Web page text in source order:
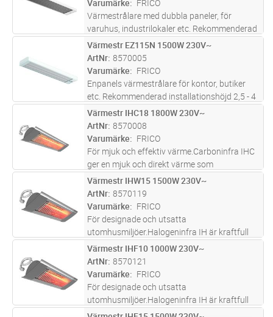
Varumärke
FRICO
Värmestrålare med dubbla paneler, för
varuhus, industrilokaler etc. Rekommenderad
installationshöjd 3 -10 mEZ200 är avsedd för
totaluppvärmning, tillskottsvärme och skydd
mot kallras i miljöer såsom
ST Lägg i kundvagn
Värmestr EZ115N 1500W 230V~
ArtNr 8570005
Varumärke
FRICO
Enpanels värmestrålare för kontor, butiker
etc. Rekommenderad installationshöjd 2,5 - 4
mEZ100 används för totaluppvärmning,
tillskottsvärme och skydd mot kallras i miljöer,
såsom kontor, butiker, re
ST Lägg i kundvagn
Värmestr IHC18 1800W 230V~
ArtNr 8570008
Varumärke
FRICO
För mjuk och effektiv värme.Carboninfra IHC
ger en mjuk och direkt värme som
tillsammans med det behagliga skenet passar
väl i utomhusmiljöer där designen är viktig.
IHC har en värmespridning som gör
ST Lägg i kundvagn
Värmestr IHW15 1500W 230V~
ArtNr 8570119
Varumärke
FRICO
För designade och utsatta
utomhusmiljöer.Halogeninfra IH är kraftfull
med en hög glödtrådstemperatur på 2200°C
och är det perfekta valet för utsatta
utomhusmiljöer där designen är viktig.IH finns
i t...läs mer
ST Lägg i kundvagn
Värmestr IHF10 1000W 230V~
ArtNr 8570121
Varumärke
FRICO
För designade och utsatta
utomhusmiljöer.Halogeninfra IH är kraftfull
med en hög glödtrådstemperatur på 2200°C